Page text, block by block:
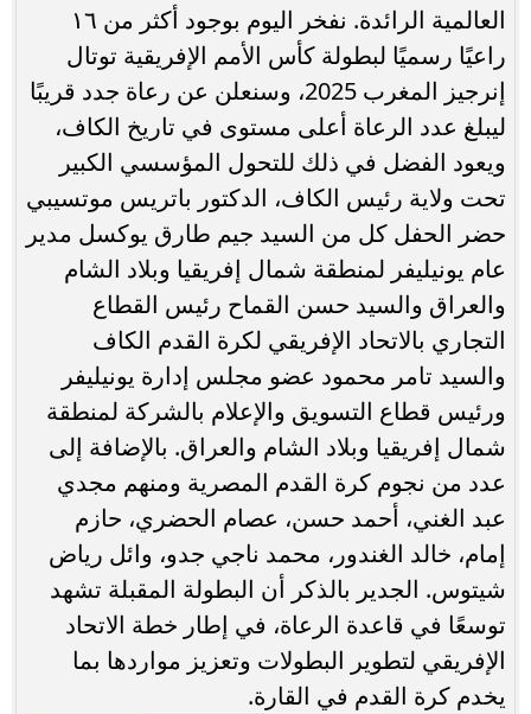
العالمية الرائدة. نفخر اليوم بوجود أكثر من ١٦
راعيًا رسميًا لبطولة كأس الأمم الإفريقية توتال
إنرجيز المغرب 2025، وسنعلن عن رعاة جدد قريبًا
ليبلغ عدد الرعاة أعلى مستوى في تاريخ الكاف،
ويعود الفضل في ذلك للتحول المؤسسي الكبير
تحت ولاية رئيس الكاف، الدكتور باتريس موتسيبي
حضر الحفل كل من السيد جيم طارق يوكسل مدير
عام يونيليفر لمنطقة شمال إفريقيا وبلاد الشام
والعراق والسيد حسن القماح رئيس القطاع
التجاري بالاتحاد الإفريقي لكرة القدم الكاف
والسيد تامر محمود عضو مجلس إدارة يونيليفر
ورئيس قطاع التسويق والإعلام بالشركة لمنطقة
شمال إفريقيا وبلاد الشام والعراق. بالإضافة إلى
عدد من نجوم كرة القدم المصرية ومنهم مجدي
عبد الغني، أحمد حسن، عصام الحضري، حازم
إمام، خالد الغندور، محمد ناجي جدو، وائل رياض
شيتوس. الجدير بالذكر أن البطولة المقبلة تشهد
توسعًا في قاعدة الرعاة، في إطار خطة الاتحاد
الإفريقي لتطوير البطولات وتعزيز مواردها بما
يخدم كرة القدم في القارة.